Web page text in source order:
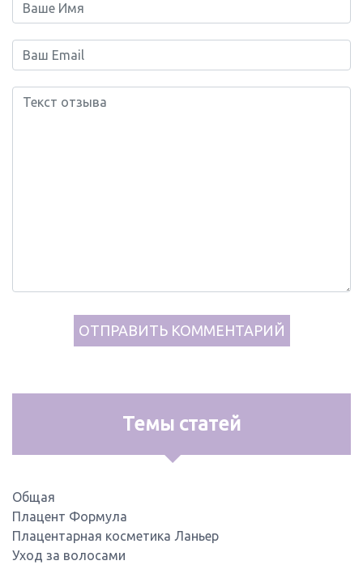
Темы статей
Общая
Плацент Формула
Плацентарная косметика Ланьер
Уход за волосами